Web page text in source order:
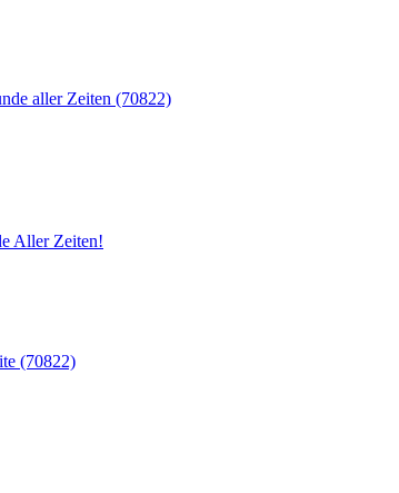
aller Zeiten (70822)
Aller Zeiten!
(70822)